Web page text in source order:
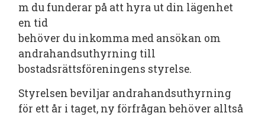
m du funderar på att hyra ut din lägenhet
en tid
behöver du inkomma med ansökan om
andrahandsuthyrning till
bostadsrättsföreningens styrelse.
Styrelsen beviljar andrahandsuthyrning
för ett år i taget, ny förfrågan behöver alltså